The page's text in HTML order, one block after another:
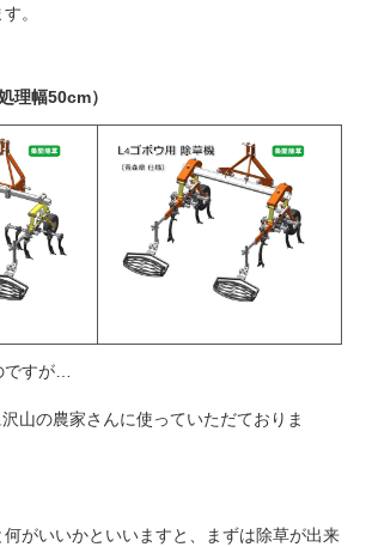
。
理幅50cm）
ですが…
山の農家さんに使っていただておりま
がいいかといいますと、まずは除草が出来